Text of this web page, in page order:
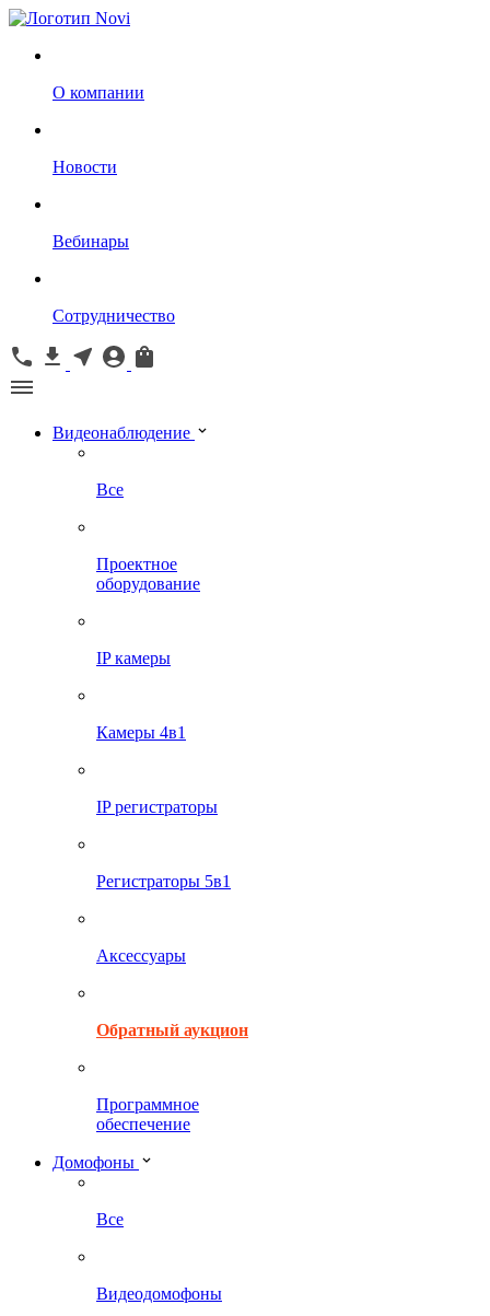
О компании
Новости
Вебинары
Сотрудничество
Видеонаблюдение
Все
Проектное
оборудование
IP камеры
Камеры 4в1
IP регистраторы
Регистраторы 5в1
Аксессуары
Обратный аукцион
Программное
обеспечение
Домофоны
Все
Видеодомофоны